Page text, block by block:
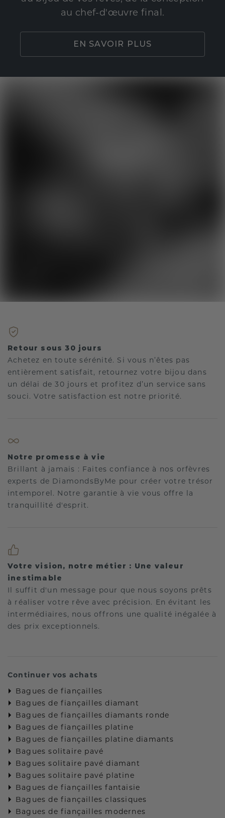
au chef-d'œuvre final.
EN SAVOIR PLUS
Retour sous 30 jours
Achetez en toute sérénité. Si vous n’êtes pas
entièrement satisfait, retournez votre bijou dans
un délai de 30 jours et profitez d’un service sans
souci. Votre satisfaction est notre priorité.
Notre promesse à vie
Brillant à jamais : Faites confiance à nos orfèvres
experts de DiamondsByMe pour créer votre trésor
intemporel. Notre garantie à vie vous offre la
tranquillité d'esprit.
Votre vision, notre métier : Une valeur
inestimable
Il suffit d'un message pour que nous soyons prêts
à réaliser votre rêve avec précision. En évitant les
intermédiaires, nous offrons une qualité inégalée à
des prix exceptionnels.
Continuer vos achats
Bagues de fiançailles
Bagues de fiançailles diamant
Bagues de fiançailles diamants ronde
Bagues de fiançailles platine
Bagues de fiançailles platine diamants
Bagues solitaire pavé
Bagues solitaire pavé diamant
Bagues solitaire pavé platine
Bagues de fiançailles fantaisie
Bagues de fiançailles classiques
Bagues de fiançailles modernes